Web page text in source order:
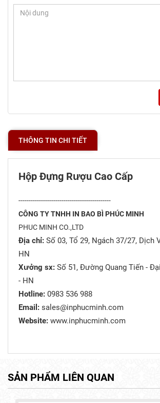
THÔNG TIN CHI TIẾT
Hộp Đựng Rượu Cao Cấp
---------------------------------------------
CÔNG TY TNHH IN BAO BÌ PHÚC MINH
PHUC MINH CO.,LTD
Địa chỉ: Số 03, Tổ 29, Ngách 37/27, Dịch
HN
Xưởng sx: Số 51, Đường Quang Tiến -
- HN
Hotline: 0983 536 988
Email: sales@inphucminh.com
Website: www.inphucminh.com
SẢN PHẨM LIÊN QUAN